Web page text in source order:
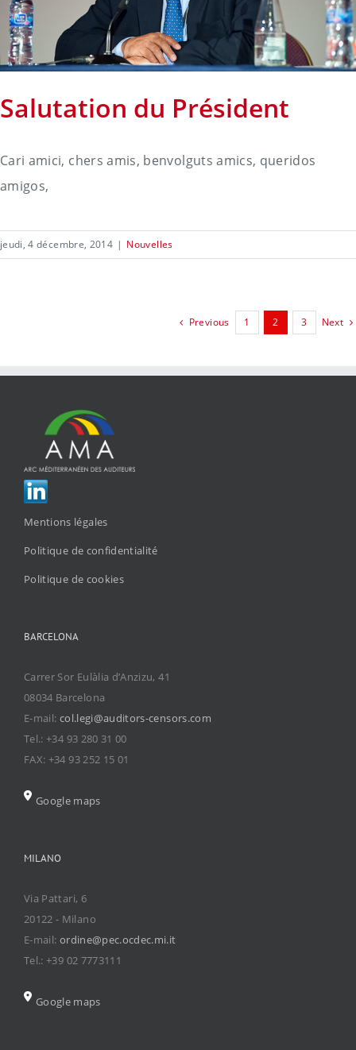
Salutation du Président
Cari amici, chers amis, benvolguts amics, queridos
amigos,
jeudi, 4 décembre, 2014 | Nouvelles
Previous 1 2 3 Next
Mentions légales
Politique de confidentialité
Politique de cookies
BARCELONA
Carrer Sor Eulàlia d’Anzizu, 41
08034 Barcelona
E-mail: col.legi@auditors-censors.com
Tel.: +34 93 280 31 00
FAX: +34 93 252 15 01
Google maps
MILANO
Via Pattari, 6
20122 - Milano
E-mail: ordine@pec.ocdec.mi.it
Tel.: +39 02 7773111
Google maps